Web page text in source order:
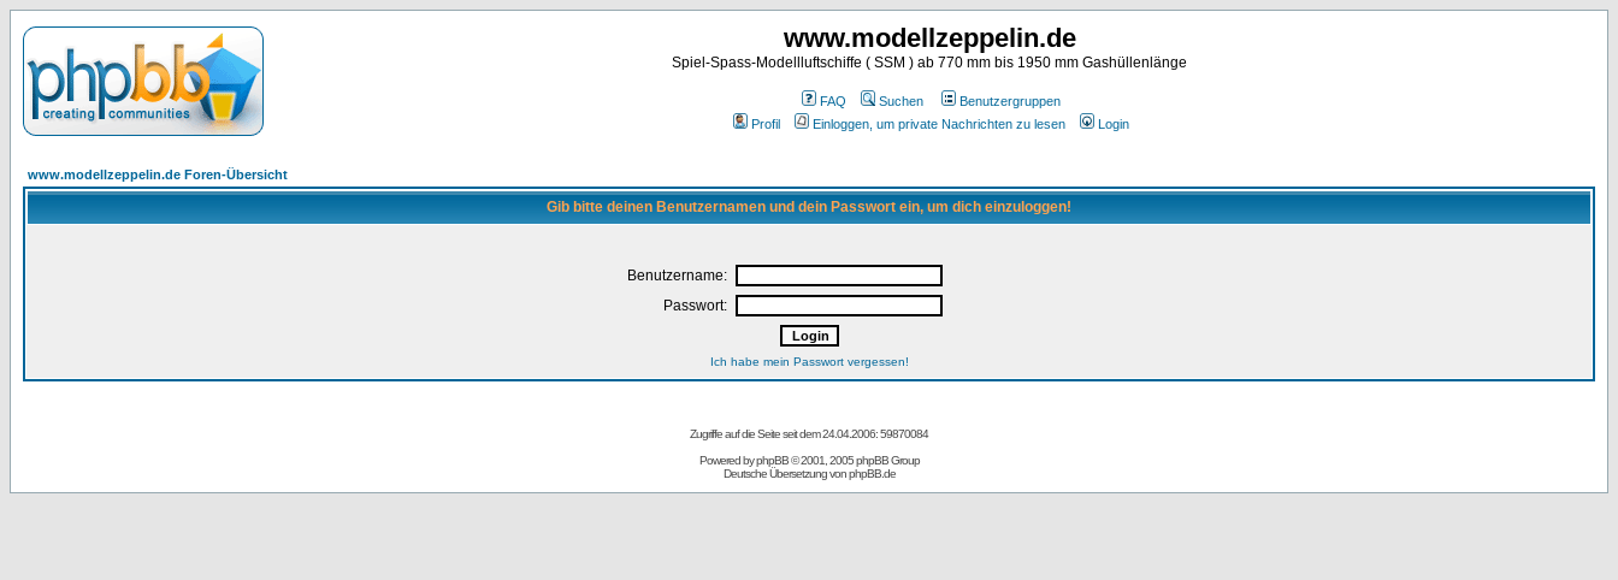
www.modellzeppelin.de
Spiel-Spass-Modellluftschiffe ( SSM ) ab 770 mm bis 1950 mm Gashüllenlänge
FAQ Suchen
Benutzergruppen
Profil
Einloggen, um private Nachrichten zu lesen Login
www.modellzeppelin.de Foren-Übersicht
Gib bitte deinen Benutzernamen und dein Passwort ein, um dich einzuloggen!
Benutzername:
Passwort:
Ich habe mein Passwort vergessen!
Zugriffe auf die Seite seit dem 24.04.2006: 59870084
Powered byphpBB© 2001, 2005 phpBB Group
Deutsche Übersetzung vonphpBB.de